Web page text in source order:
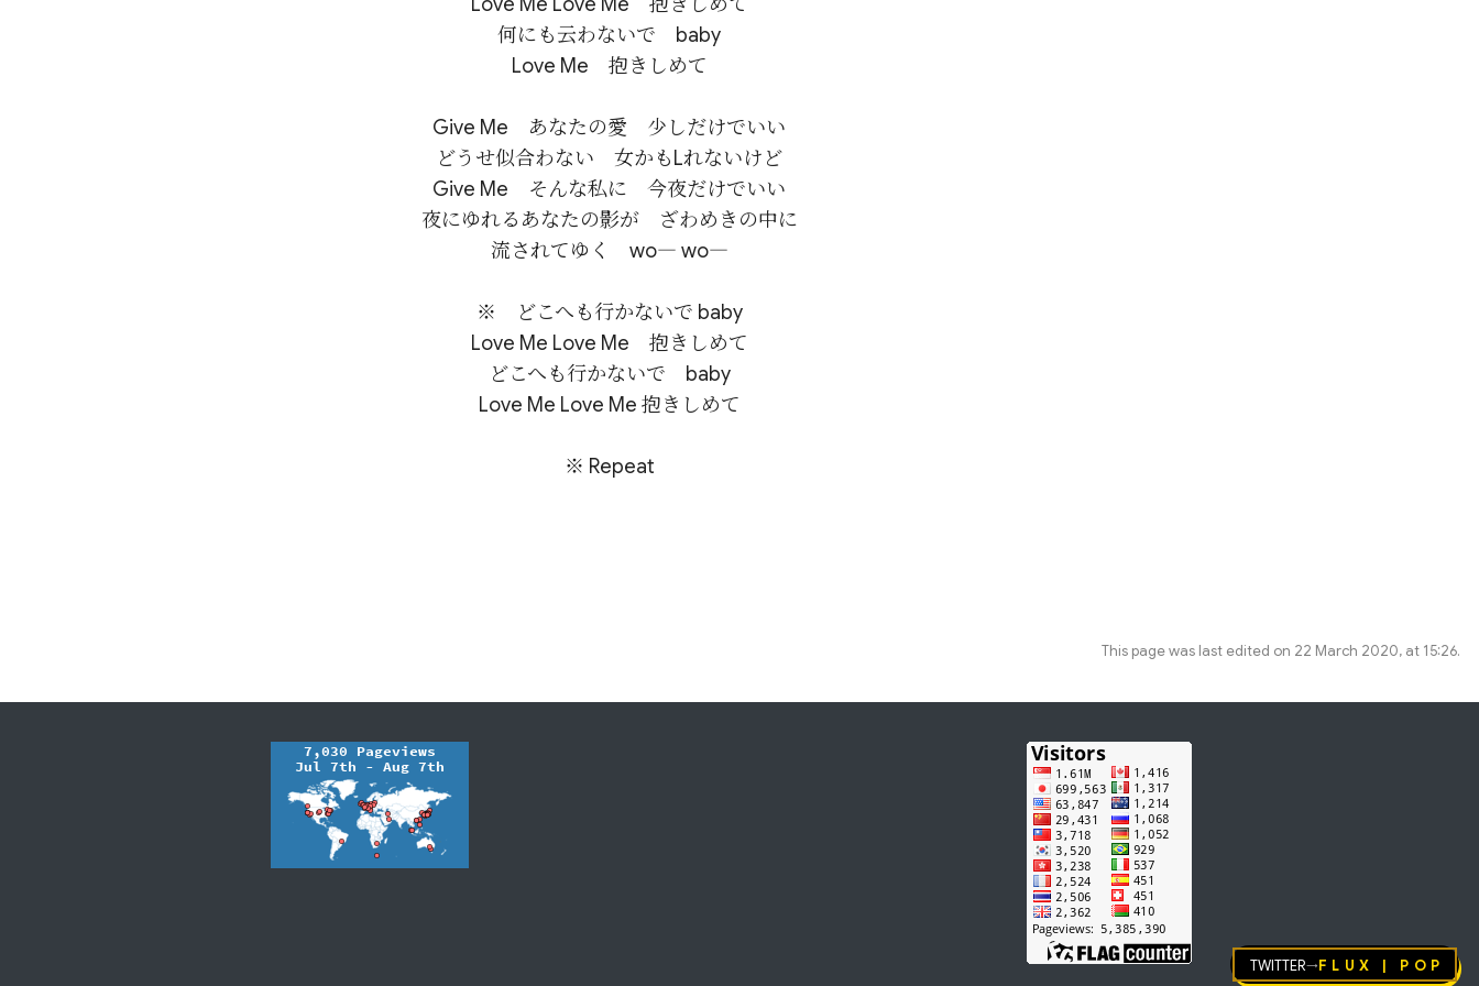
何にも云わないで　baby
Love Me　抱きしめて
Give Me　あなたの愛　少しだけでいい
どうせ似合わない　女かもLれないけど
Give Me　そんな私に　今夜だけでいい
夜にゆれるあなたの影が　ざわめきの中に
流されてゆく　wo― wo―
※　どこへも行かないで baby
Love Me Love Me　抱きしめて
どこへも行かないで　baby
Love Me Love Me 抱きしめて
This page was last edited on 22 March 2020, at 15:26.
Twitter→FLUX | pop